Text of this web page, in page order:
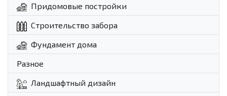
Придомовые постройки
Строительство забора
Фундамент дома
Разное
Ландшафтный дизайн